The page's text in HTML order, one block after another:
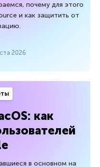
почему для этого
и как защитить от
2026
как
в основном на